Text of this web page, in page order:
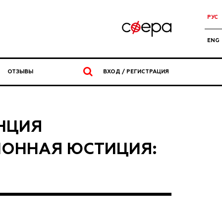
РУС
ENG
ОТЗЫВЫ ВХОД / РЕГИСТРАЦИЯ
ЮСТИЦИЯ: